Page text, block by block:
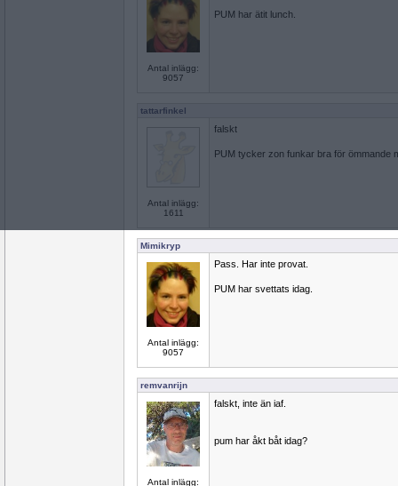
Antal inlägg:
9057
PUM har ätit lunch.
tattarfinkel
Antal inlägg:
1611
falskt
PUM tycker zon funkar bra för ömmande
Mimikryp
Antal inlägg:
9057
Pass. Har inte provat.
PUM har svettats idag.
remvanrijn
Antal inlägg:
falskt, inte än iaf.
pum har åkt båt idag?